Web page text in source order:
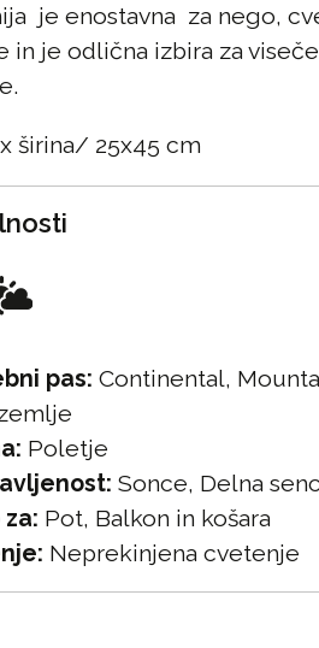
je enostavna za nego,
in je odlična izbira za
širina/ 25x45 cm
pas: Continental,
Poletje
Sonce, Delna
za: Pot, Balkon in košara
Neprekinjena cvetenje